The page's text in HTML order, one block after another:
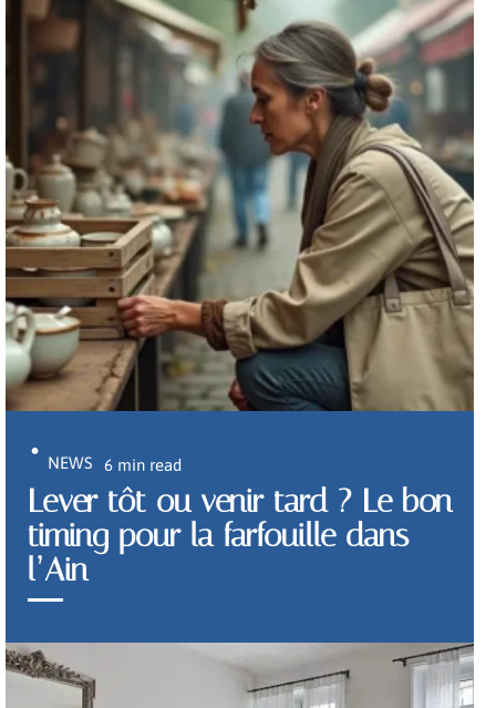
NEWS 6 min read
Lever tôt ou venir tard ? Le bon
timing pour la farfouille dans
l’Ain